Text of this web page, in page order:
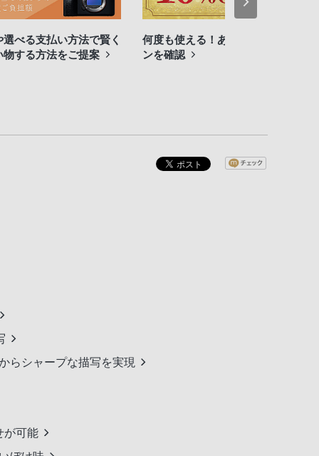
選べる支払い方法で賢く
物する方法をご提案
何度も使える！あなたのクーポ
ンを確認
らシャープな描写を実現
が可能